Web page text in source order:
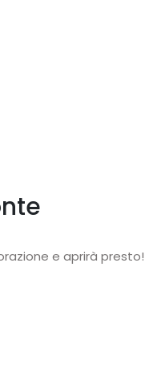
e aprirà presto!